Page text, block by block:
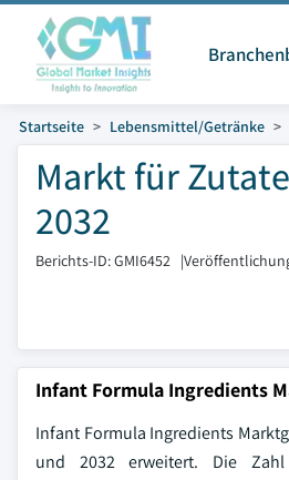
Startseite Lebensmittel/Getränke
Markt für
2032
Berichts-ID: GMI6452 |
Infant Formula Ingredients
Infant Formula Ingredients
und 2032 erweitert. Die